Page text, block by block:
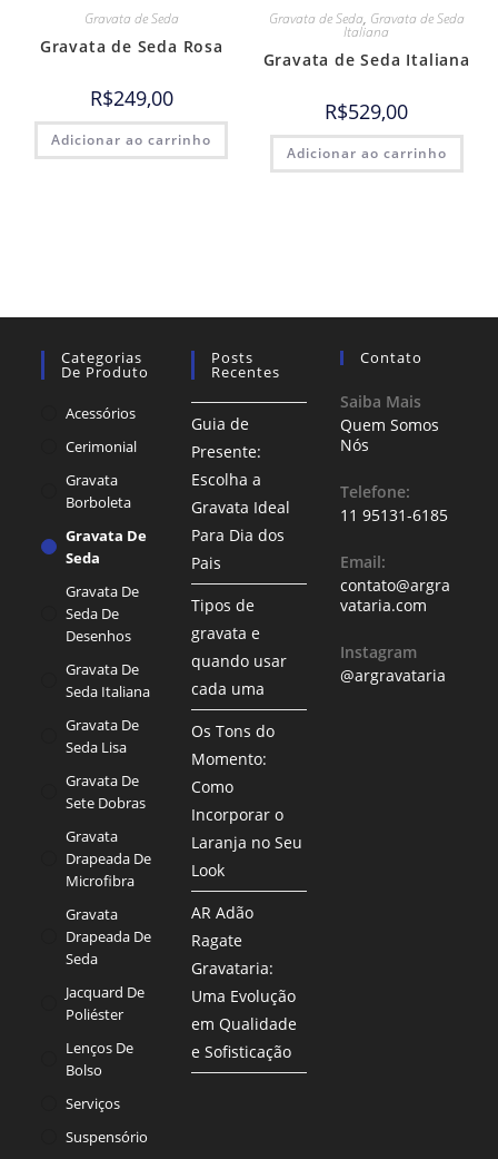
Gravata de Seda
Gravata de Seda Rosa
R$249,00
Adicionar ao carrinho
Gravata de Seda, Gravata de Seda
Italiana
Gravata de Seda Italiana
R$529,00
Adicionar ao carrinho
Categorias
De Produto
Acessórios
Cerimonial
Gravata
Borboleta
Gravata De
Seda
Gravata De
Seda De
Desenhos
Gravata De
Seda Italiana
Gravata De
Seda Lisa
Gravata De
Sete Dobras
Gravata
Drapeada De
Microfibra
Gravata
Drapeada De
Seda
Jacquard De
Poliéster
Lenços De
Bolso
Serviços
Suspensório
Posts
Recentes
Guia de
Presente:
Escolha a
Gravata Ideal
Para Dia dos
Pais
Tipos de
gravata e
quando usar
cada uma
Os Tons do
Momento:
Como
Incorporar o
Laranja no Seu
Look
AR Adão
Ragate
Gravataria:
Uma Evolução
em Qualidade
e Sofisticação
Contato
Saiba Mais
Quem Somos
Nós
Telefone:
11 95131-6185
Email:
contato@argra
vataria.com
Instagram
@argravataria